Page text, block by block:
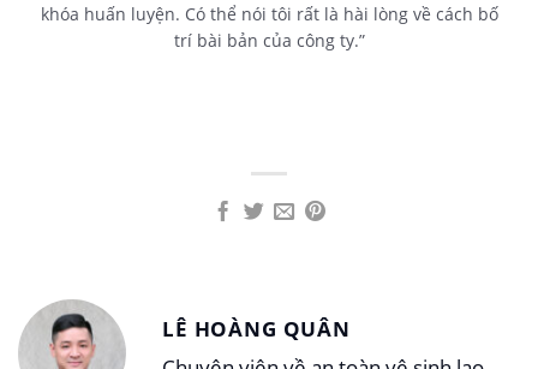
khóa huấn luyện. Có thể nói tôi rất là hài lòng về cách bố
trí bài bản của công ty.”
LÊ HOÀNG QUÂN